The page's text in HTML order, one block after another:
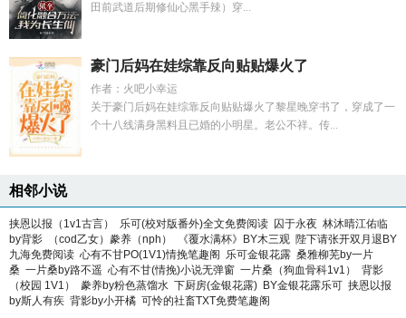
田前武道后期修仙心黑手辣）穿...
豪门后妈在娃综靠反向贴贴爆火了
作者：火吧小幸运
关于豪门后妈在娃综靠反向贴贴爆火了黎星晚穿书了，穿成了一
个十八线满身黑料且已婚的小明星。老公不祥。传...
相邻小说
挟恩以报（1v1古言） 乐可(校对版番外)全文免费阅读 囚于永夜 林沐晴江佑临
by背影
（cod乙女）豢养（nph） 《覆水满杯》BY木三观 陛下请张开双月退BY
九海免费阅读 心有不甘PO(1V1)情挽笔趣阁 乐可金银花露 桑雅柳芜by一片
桑 一片桑by路不遥 心有不甘(情挽)小说无弹窗 一片桑（狗血骨科1v1）
背影
（校园 1V1）
豢养by粉色蒸馏水 下厨房(金银花露) BY金银花露乐可 挟恩以报
by斯人有疾 背影by小开橘 可怜的社畜TXT免费笔趣阁